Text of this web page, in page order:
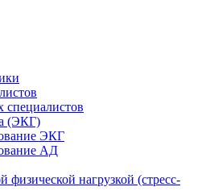
специалистов
(ЭКГ)
ЭКГ
АД
физической нагрузкой (стресс-